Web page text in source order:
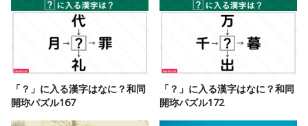
「？」に入る漢字はなに？和同
開珎パズル167
「？」に入る漢字はなに？和同
開珎パズル172